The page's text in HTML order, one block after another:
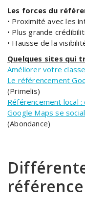
Les forces du
• Proximité avec les
• Plus grande
• Hausse de la
Quelques sites qui
Améliorer votre
Le référencement
(Primelis)
Référencement local
Google Maps se
(Abondance)